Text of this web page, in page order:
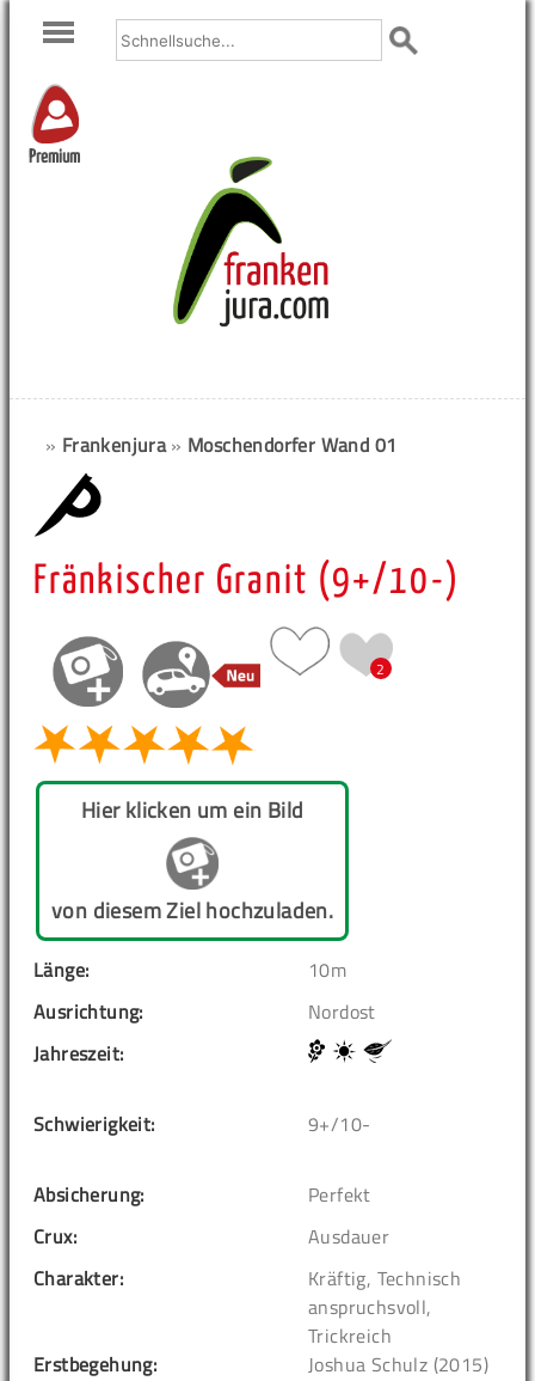
Premium
» Frankenjura» Moschendorfer Wand 01
Fränkischer Granit (9+/10-)
2
Hier klicken um ein Bild
von diesem Ziel hochzuladen.
Länge:
10m
Ausrichtung:
Nordost
Jahreszeit:
Schwierigkeit: 9+/10-
Absicherung:
Perfekt
Crux:
Ausdauer
Charakter:
Kräftig, Technisch
anspruchsvoll,
Trickreich
Erstbegehung:
Joshua Schulz (2015)